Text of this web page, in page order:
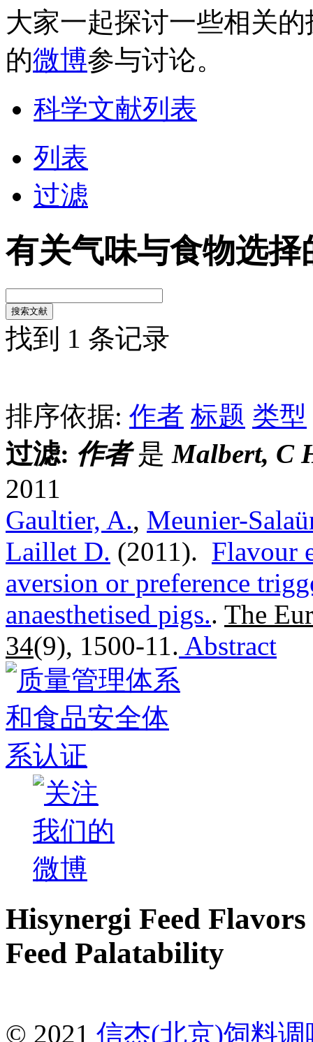
大家一起探讨一些相关
的微博参与讨论。
科学文献列表
列表
过滤
有关气味与食物选择
找到 1 条记录
排序依据: 作者 标题 类型
过滤: 作者是Malbert, C
2011
Gaultier, A., Meunier-
Laillet D. (2011). Flavour
aversion or preference
anaesthetised pigs.. The
34(9), 1500-11. Abstract
Hisynergi Feed
Feed Palatability
© 2021 信杰(北京)饲料